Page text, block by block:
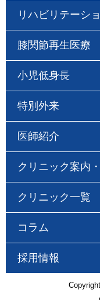
リハビリテーシ
膝関節再生医療
小児低身長
特別外来
医師紹介
クリニック案内
クリニック一覧
コラム
採用情報